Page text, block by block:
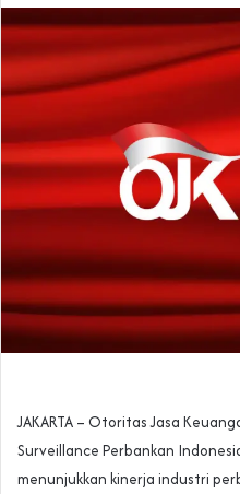
JAKARTA – Otoritas Jasa
Surveillance Perbankan
menunjukkan kinerja industri